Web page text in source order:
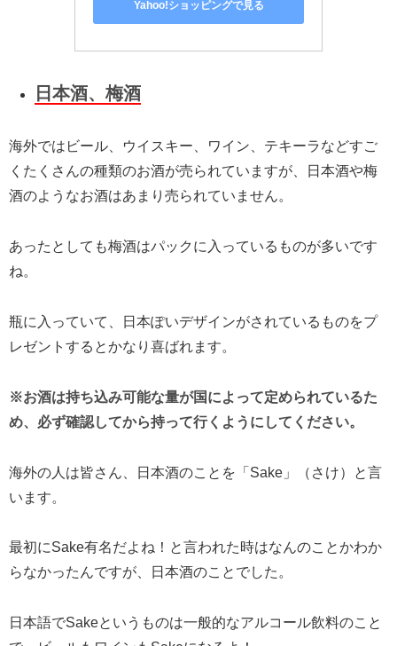
Yahoo!ショッピングで見る
日本酒、梅酒
海外ではビール、ウイスキー、ワイン、テキーラなどすご
くたくさんの種類のお酒が売られていますが、日本酒や梅
酒のようなお酒はあまり売られていません。
あったとしても梅酒はパックに入っているものが多いです
ね。
瓶に入っていて、日本ぽいデザインがされているものをプ
レゼントするとかなり喜ばれます。
※お酒は持ち込み可能な量が国によって定められているた
め、必ず確認してから持って行くようにしてください。
海外の人は皆さん、日本酒のことを「Sake」（さけ）と言
います。
最初にSake有名だよね！と言われた時はなんのことかわか
らなかったんですが、日本酒のことでした。
日本語でSakeというものは一般的なアルコール飲料のこと